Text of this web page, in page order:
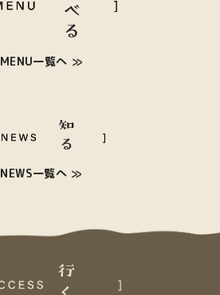
MENU一覧へ
NEWS一覧へ